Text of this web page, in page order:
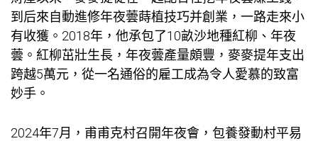
到后來自動進修年夜蕓蒔植技巧并創業，一路走來小
有收獲。2018年，他承包了10畝沙地種紅柳、年夜
蕓。紅柳茁壯生長，年夜蕓產量頗豐，麥麥提年支出
跨越5萬元，從一名通俗的雇工成為令人愛慕的致富
妙手。
2024年7月，甫甫克村召開年夜會， 包養發動村平易